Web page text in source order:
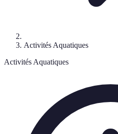
Activités Aquatiques
Activités Aquatiques